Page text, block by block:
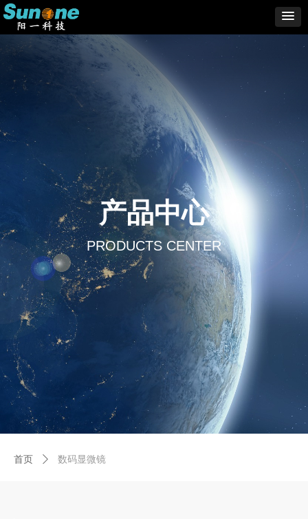
产品中心
PRODUCTS CENTER
首页 ꄲ 数码显微镜